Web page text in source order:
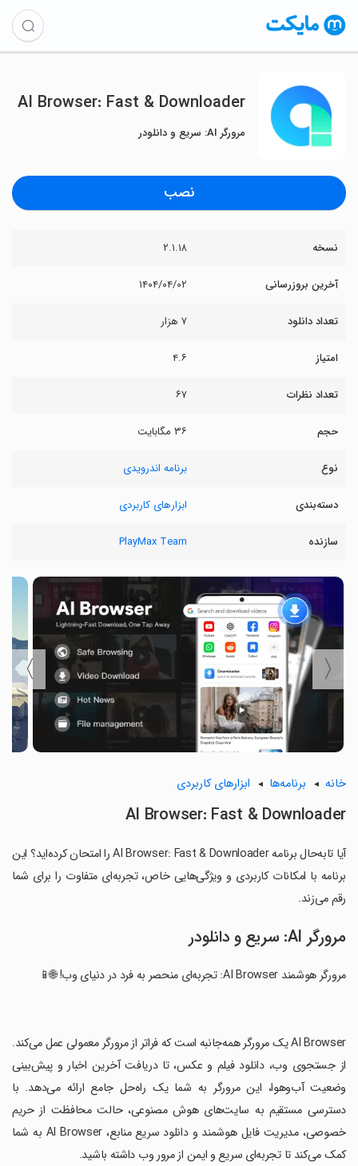
AI Browser: Fast & Downloader
مرورگر AI: سریع و دانلودر
نصب
نسخه ۲.۱.۱۸
آخرین بروزرسانی ۱۴۰۴/۰۴/۰۲
تعداد دانلود ۷ هزار
امتیاز ۴.۶
تعداد نظرات ۶۷
حجم ۳۶ مگابایت
نوع برنامه اندرویدی
دسته‌بندی ابزارهای کاربردی
سازنده PlayMax Team
〈
〉
خانه برنامه‌ها ابزارهای کاربردی
AI Browser: Fast & Downloader
آیا تابه‌حال برنامه AI Browser: Fast & Downloader را امتحان کرده‌اید؟ این
برنامه با امکانات کاربردی و ویژگی‌هایی خاص، تجربه‌ای متفاوت را برای شما
رقم می‌زند.
مرورگر AI: سریع و دانلودر
مرورگر هوشمند AI Browser: تجربه‌ای منحصر به فرد در دنیای وب! 🌐📱
‏AI Browser یک مرورگر همه‌جانبه است که فراتر از مرورگر معمولی عمل می‌کند.
از جستجوی وب، دانلود فیلم و عکس، تا دریافت آخرین اخبار و پیش‌بینی
وضعیت آب‌وهوا، این مرورگر به شما یک راه‌حل جامع ارائه می‌دهد. با
دسترسی مستقیم به سایت‌های هوش مصنوعی، حالت محافظت از حریم
خصوصی، مدیریت فایل هوشمند و دانلود سریع منابع، AI Browser به شما
کمک می‌کند تا تجربه‌ای سریع و ایمن از مرور وب داشته باشید.